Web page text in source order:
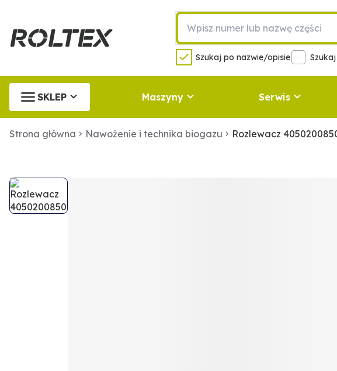
Szukaj po nazwie/opisie
SKLEP Maszyny Serwis
Strona główna Nawożenie i technika biogazu Rozlewacz